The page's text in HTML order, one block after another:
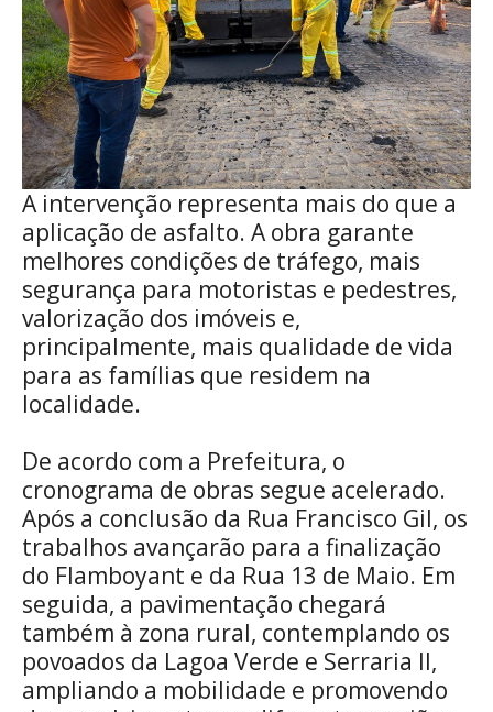
A intervenção representa mais do que a
aplicação de asfalto. A obra garante
melhores condições de tráfego, mais
segurança para motoristas e pedestres,
valorização dos imóveis e,
principalmente, mais qualidade de vida
para as famílias que residem na
localidade.
De acordo com a Prefeitura, o
cronograma de obras segue acelerado.
Após a conclusão da Rua Francisco Gil, os
trabalhos avançarão para a finalização
do Flamboyant e da Rua 13 de Maio. Em
seguida, a pavimentação chegará
também à zona rural, contemplando os
povoados da Lagoa Verde e Serraria II,
ampliando a mobilidade e promovendo